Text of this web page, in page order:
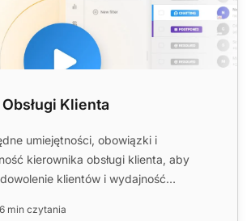
Klienta
umiejętności, obowiązki i
kierownika obsługi klienta, aby
klientów i wydajność
6 min czytania